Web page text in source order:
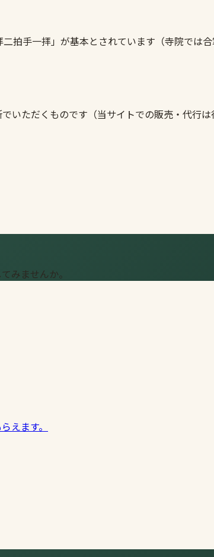
拍手一拝」が基本とされています（寺院では
いただくものです（当サイトでの販売・代行
みませんか。
えます。